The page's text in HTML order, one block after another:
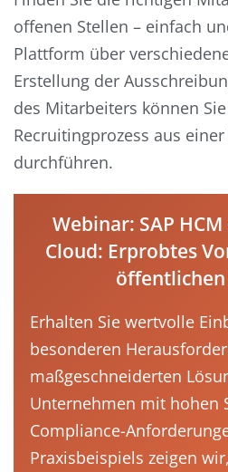
offenen Stellen – einfach
Plattform über
Erstellung der
des Mitarbeiters können
Recruitingprozess aus
durchführen.
Webinar: SAP
Cloud: Erprobtes
Erhalten Sie wertvolle
besonderen
maßgeschneiderten
Unternehmen mit hohen
Compliance-
Praxisbeispiels zeigen